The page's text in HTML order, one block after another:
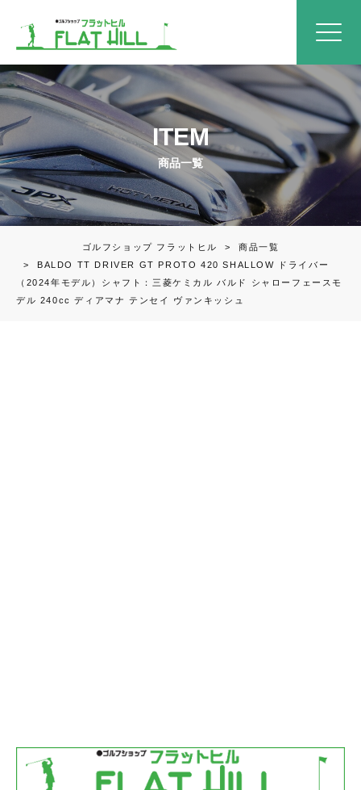
ITEM
商品一覧
ゴルフショップ フラットヒル > 商品一覧
> BALDO TT DRIVER GT PROTO 420 SHALLOW ドライバー
（2024年モデル）シャフト：三菱ケミカル バルド シャローフェースモ
デル 240cc ディアマナ テンセイ ヴァンキッシュ